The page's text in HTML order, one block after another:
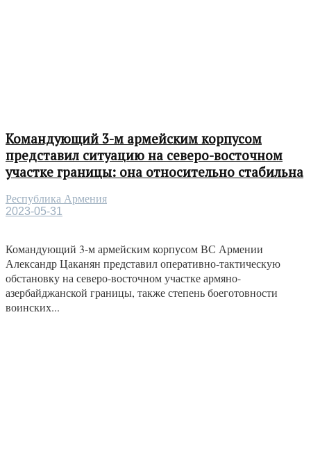
Командующий 3-м армейским корпусом
представил ситуацию на северо-восточном
участке границы: она относительно стабильна
Республика Армения
2023-05-31
Командующий 3-м армейским корпусом ВС Армении
Александр Цаканян представил оперативно-тактическую
обстановку на северо-восточном участке армяно-
азербайджанской границы, также степень боеготовности
воинских...